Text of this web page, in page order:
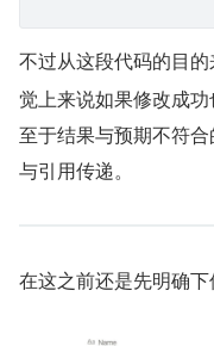
不过从这段代码的目
觉上来说如果修改成功
至于结果与预期不符
与引用传递。
在这之前还是先明确